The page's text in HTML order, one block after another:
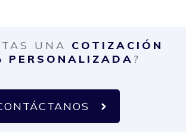
UNA COTIZACIÓN
PERSONALIZADA ?